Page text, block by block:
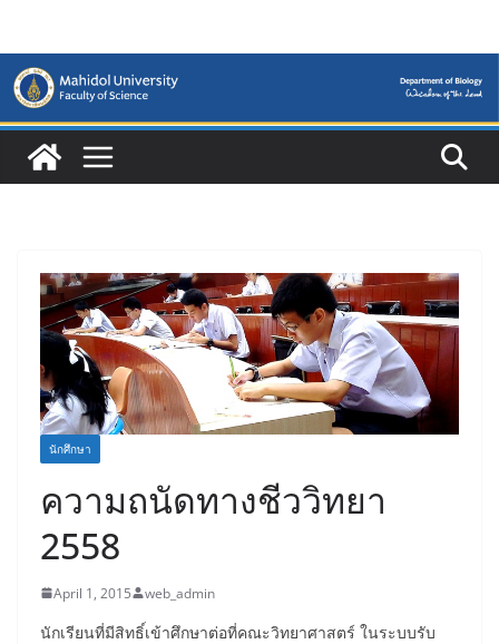
content
นักศึกษา
ความถนัดทางชีววิทยา
2558
April 1, 2015 web_admin
นักเรียนที่มีสิทธิ์เข้าศึกษาต่อที่คณะวิทยาศาสตร์ ในระบบรับ